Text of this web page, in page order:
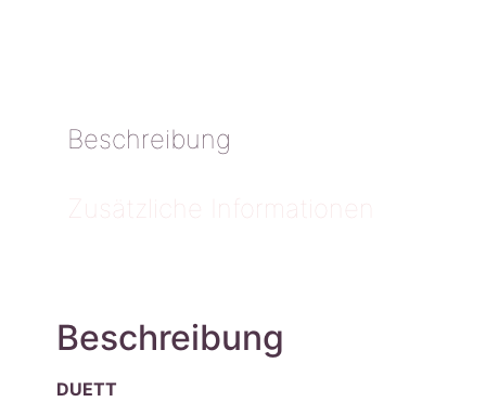
Beschreibung
Zusätzliche Informationen
Beschreibung
DUETT